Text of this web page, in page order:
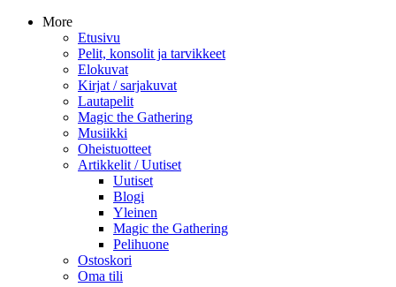
More
Etusivu
Pelit, konsolit ja tarvikkeet
Elokuvat
Kirjat / sarjakuvat
Lautapelit
Magic the Gathering
Musiikki
Oheistuotteet
Artikkelit / Uutiset
Uutiset
Blogi
Yleinen
Magic the Gathering
Pelihuone
Ostoskori
Oma tili